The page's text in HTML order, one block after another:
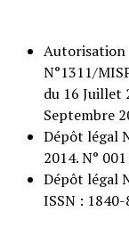
Autorisation
N°1311/
du 16 Juillet
Septembre
Dépôt légal
2014. N°
Dépôt légal
ISSN : 1840-